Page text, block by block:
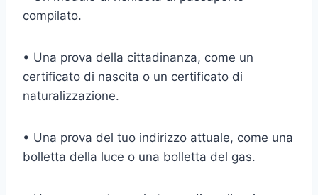
compilato.
• Una prova della cittadinanza, come un
certificato di nascita o un certificato di
naturalizzazione.
• Una prova del tuo indirizzo attuale, come una
bolletta della luce o una bolletta del gas.